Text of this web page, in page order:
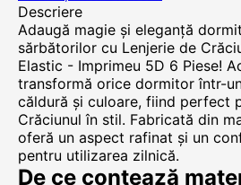
Descriere
Adaugă magie și eleganță
sărbătorilor cu Lenjerie de
Elastic - Imprimeu 5D 6 Piese!
transformă orice dormitor într-
căldură și culoare, fiind perfect
Crăciunul în stil. Fabricată din
oferă un aspect rafinat și un
pentru utilizarea zilnică.
De ce contează